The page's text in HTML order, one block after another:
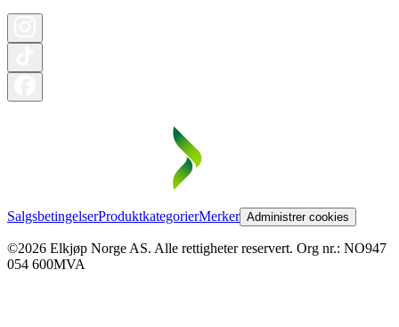
SalgsbetingelserProduktkategorierMerker Administrer cookies
©2026 Elkjøp Norge AS. Alle rettigheter reservert. Org nr.: NO947
054 600MVA